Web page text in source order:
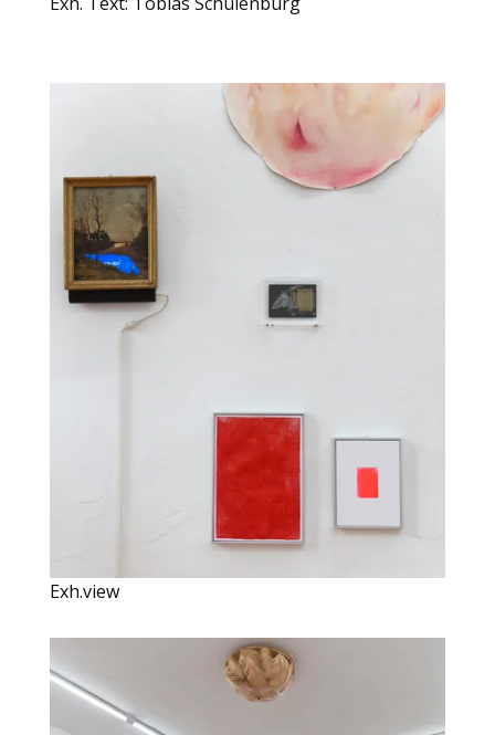
Exh.view